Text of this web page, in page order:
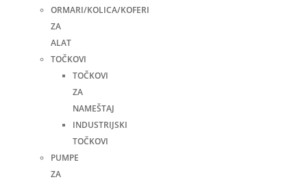
ORMARI/KOLICA/KOFERI
ZA
ALAT
TOČKOVI
TOČKOVI
ZA
NAMEŠTAJ
INDUSTRIJSKI
TOČKOVI
PUMPE
ZA